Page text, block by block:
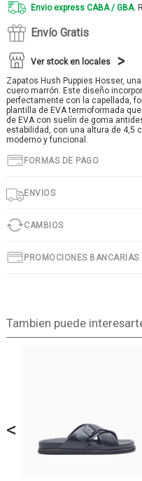
Envio express CABA / GBA.
Envío Gratis
Ver stock en locales
Zapatos Hush Puppies Hosser,
cuero marrón. Este diseño
perfectamente con la capellada,
plantilla de EVA termoformada
de EVA con suelín de goma
estabilidad, con una altura de 4,5
moderno y funcional.
FORMAS DE PAGO
ENVIOS
CAMBIOS
PROMOCIONES BANCARIAS
Tambien puede
<